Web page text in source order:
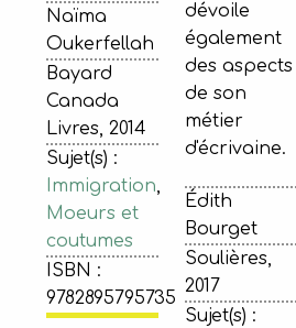
Naïma
Oukerfellah
Bayard
Canada
Livres, 2014
Sujet(s) :
Immigration,
Moeurs et
coutumes
ISBN :
9782895795735
dévoile
également
des aspects
de son
métier
d'écrivaine.
Édith
Bourget
Soulières,
2017
Sujet(s) :